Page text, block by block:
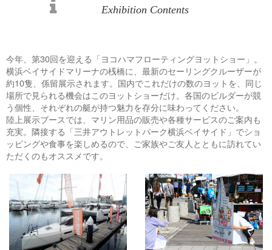
Exhibition Contents
今年、第30回を迎える「ヨコハマフローティングヨットショー」。
横浜ベイサイドマリーナの桟橋に、最新のセーリングクルーザーが
約10隻、係留展示されます。国内でこれだけの数のヨットを、同じ
場所で見られる機会はこのヨットショーだけ。各国のビルダーが競
う個性、それぞれの艇が持つ魅力を存分に味わってください。
陸上展示ブースでは、マリン用品の販売や各種サービスのご案内も
充実。隣接する「三井アウトレットパーク横浜ベイサイド」でショ
ッピングや食事を楽しめるので、ご家族やご友人とともに訪れてい
ただくのもオススメです。